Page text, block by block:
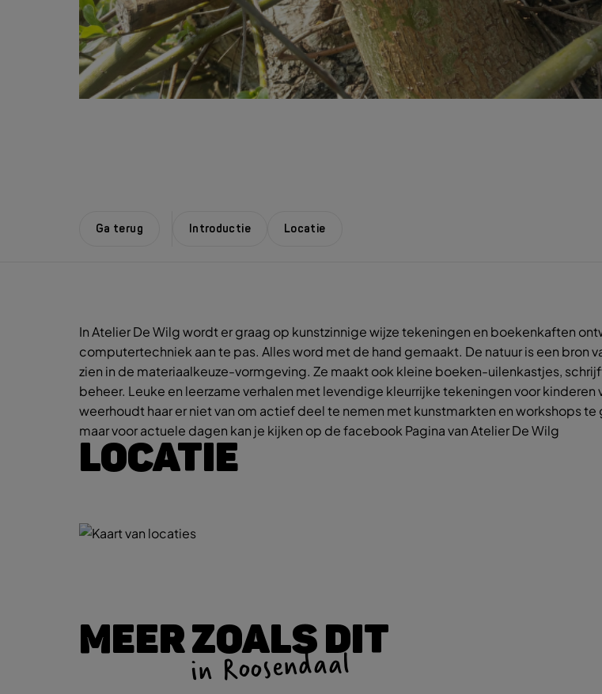
Ga terug Introductie Locatie
In Atelier De Wilg wordt er graag op kunstzinnige wijze tekeningen en boekenkaften
computertechniek aan te pas. Alles word met de hand gemaakt. De natuur is een bron
zien in de materiaalkeuze-vormgeving. Ze maakt ook kleine boeken-uilenkastjes,
beheer. Leuke en leerzame verhalen met levendige kleurrijke tekeningen voor
weerhoudt haar er niet van om actief deel te nemen met kunstmarkten en workshops
maar voor actuele dagen kan je kijken op de facebook Pagina van Atelier De Wilg
LOCATIE
MEER ZOALS DIT
in Roosendaal